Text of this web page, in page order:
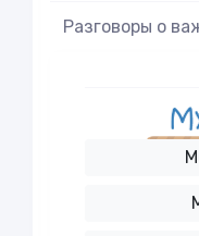
Разговоры о